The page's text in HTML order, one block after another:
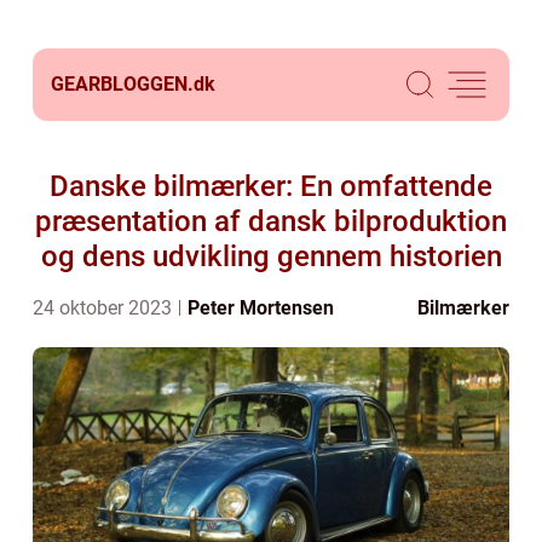
GEARBLOGGEN.dk
Danske bilmærker: En omfattende
præsentation af dansk bilproduktion
og dens udvikling gennem historien
24 oktober 2023 Peter Mortensen Bilmærker